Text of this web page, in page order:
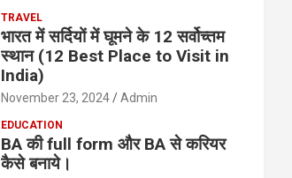
TRAVEL
भारत में सर्दियों में घूमने के 12 सर्वोच्तम
स्थान (12 Best Place to Visit in
India)
November 23, 2024 Admin
EDUCATION
BA की full form और BA से करियर
कैसे बनाये।